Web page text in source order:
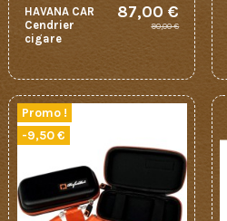
HAVANA CAR
Cendrier
cigare
87,00 €
90,00 €
Promo !
-9,50 €